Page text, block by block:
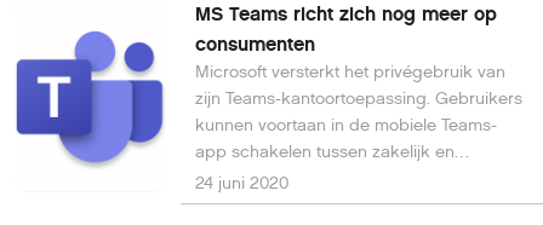
MS Teams richt zich nog meer op
consumenten
Microsoft versterkt het privégebruik van
zijn Teams-kantoortoepassing. Gebruikers
kunnen voortaan in de mobiele Teams-
app schakelen tussen zakelijk en
persoonlijk gebruik en ook consumenten
kunnen met de app aan de slag.
24 juni 2020